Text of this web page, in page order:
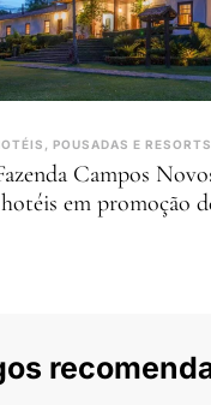
POUSADAS E RESORTS
Campos
em promoção